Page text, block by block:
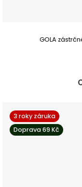
GOLA
3 roky záruka
Doprava 69 Kč